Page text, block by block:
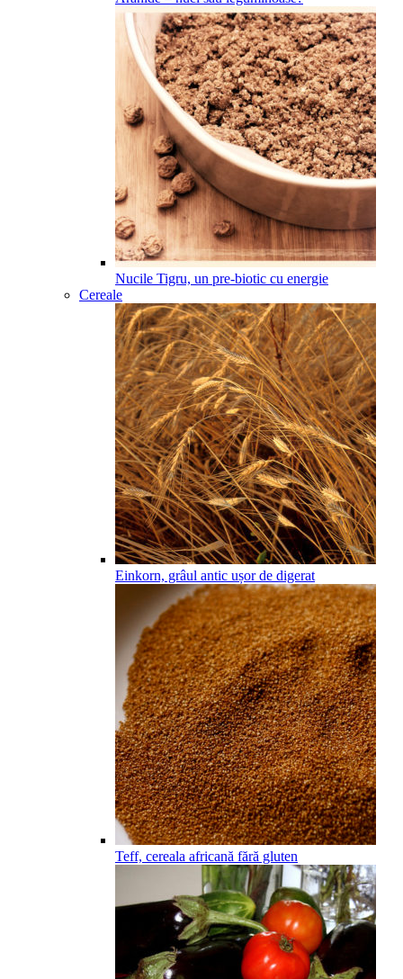
Nucile Tigru, un pre-biotic cu energie
Cereale
Einkorn, grâul antic ușor de digerat
Teff, cereala africană fără gluten